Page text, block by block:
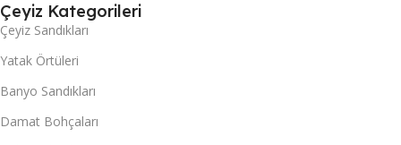
Çeyiz Kategorileri
Çeyiz Sandıkları
Yatak Örtüleri
Banyo Sandıkları
Damat Bohçaları